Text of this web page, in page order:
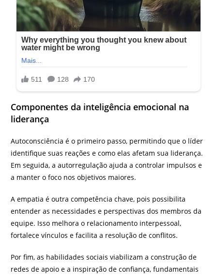
Componentes da inteligência emocional na
liderança
Autoconsciência é o primeiro passo, permitindo que o líder
identifique suas reações e como elas afetam sua liderança.
Em seguida, a autorregulação ajuda a controlar impulsos e
a manter o foco nos objetivos maiores.
A empatia é outra competência chave, pois possibilita
entender as necessidades e perspectivas dos membros da
equipe. Isso melhora o relacionamento interpessoal,
fortalece vínculos e facilita a resolução de conflitos.
Por fim, as habilidades sociais viabilizam a construção de
redes de apoio e a inspiração de confiança, fundamentais